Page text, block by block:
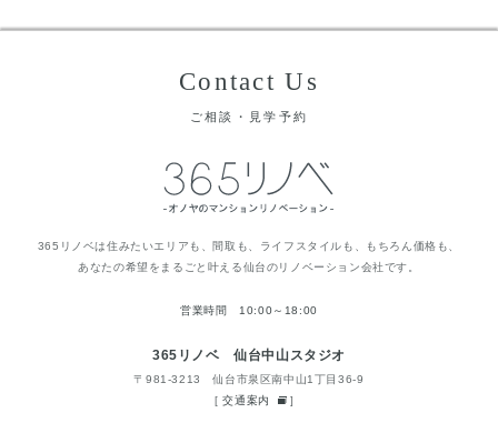
Contact Us
ご相談・見学予約
365リノベは住みたいエリアも、間取も、ライフスタイルも、もちろん価格も、
あなたの希望をまるごと叶える仙台のリノベーション会社です。
営業時間 10:00～18:00
365リノベ 仙台中山スタジオ
〒981-3213 仙台市泉区南中山1丁目36-9
[交通案内 ]